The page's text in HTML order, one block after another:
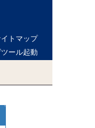
トマップ
ール起動